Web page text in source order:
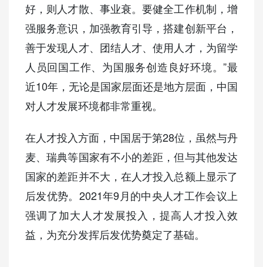
好，则人才散、事业衰。要健全工作机制，增
强服务意识，加强教育引导，搭建创新平台，
善于发现人才、团结人才、使用人才，为留学
人员回国工作、为国服务创造良好环境。”最
近10年，无论是国家层面还是地方层面，中国
对人才发展环境都非常重视。
在人才投入方面，中国居于第28位，虽然与丹
麦、瑞典等国家有不小的差距，但与其他发达
国家的差距并不大，在人才投入总额上显示了
后发优势。2021年9月的中央人才工作会议上
强调了加大人才发展投入，提高人才投入效
益，为充分发挥后发优势奠定了基础。